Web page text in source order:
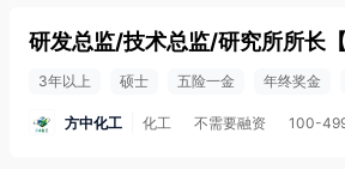
研发总监/技术总监/研究所所长 【
3年以上 硕士 五险一金 年终奖金
方中化工 化工 不需要融资 100-